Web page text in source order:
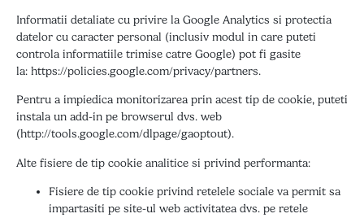
Informatii detaliate cu privire la Google Analytics si protectia
datelor cu caracter personal (inclusiv modul in care puteti
controla informatiile trimise catre Google) pot fi gasite
la: https://policies.google.com/privacy/partners.
Pentru a impiedica monitorizarea prin acest tip de cookie, puteti
instala un add-in pe browserul dvs. web
(http://tools.google.com/dlpage/gaoptout).
Alte fisiere de tip cookie analitice si privind performanta:
Fisiere de tip cookie privind retelele sociale va permit sa
impartasiti pe site-ul web activitatea dvs. pe retele